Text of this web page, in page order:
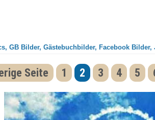
GB Bilder, Gästebuchbilder, Facebook Bilder,
Seite 1 2 3 4 5